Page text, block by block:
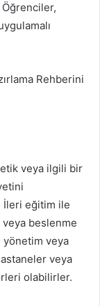
Rehberini
veya ilgili bir
İleri eğitim ile
beslenme
yönetim veya
veya
olabilirler.